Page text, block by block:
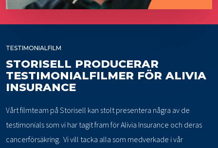
TESTIMONIALFILM
STORISELL PRODUCERAR
TESTIMONIALFILMER FÖR ALIVIA
INSURANCE
Vårt filmteam på Storisell kan stolt presentera några av de
testimonials som vi har tagit fram för Alivia Insurance och deras
cancerförsäkring. Vi vill tacka alla som medverkade i vår